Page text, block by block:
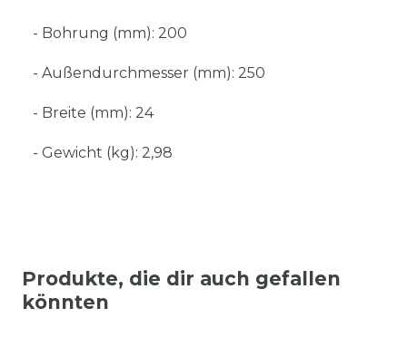
- Bohrung (mm): 200
- Außendurchmesser (mm): 250
- Breite (mm): 24
- Gewicht (kg): 2,98
Produkte, die dir auch gefallen
könnten